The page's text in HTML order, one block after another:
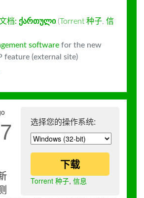
档: ქართული (Torrent 种子, 信
software for the new
feature (external site)
选择您的操作系统:
下载
Torrent 种子, 信息